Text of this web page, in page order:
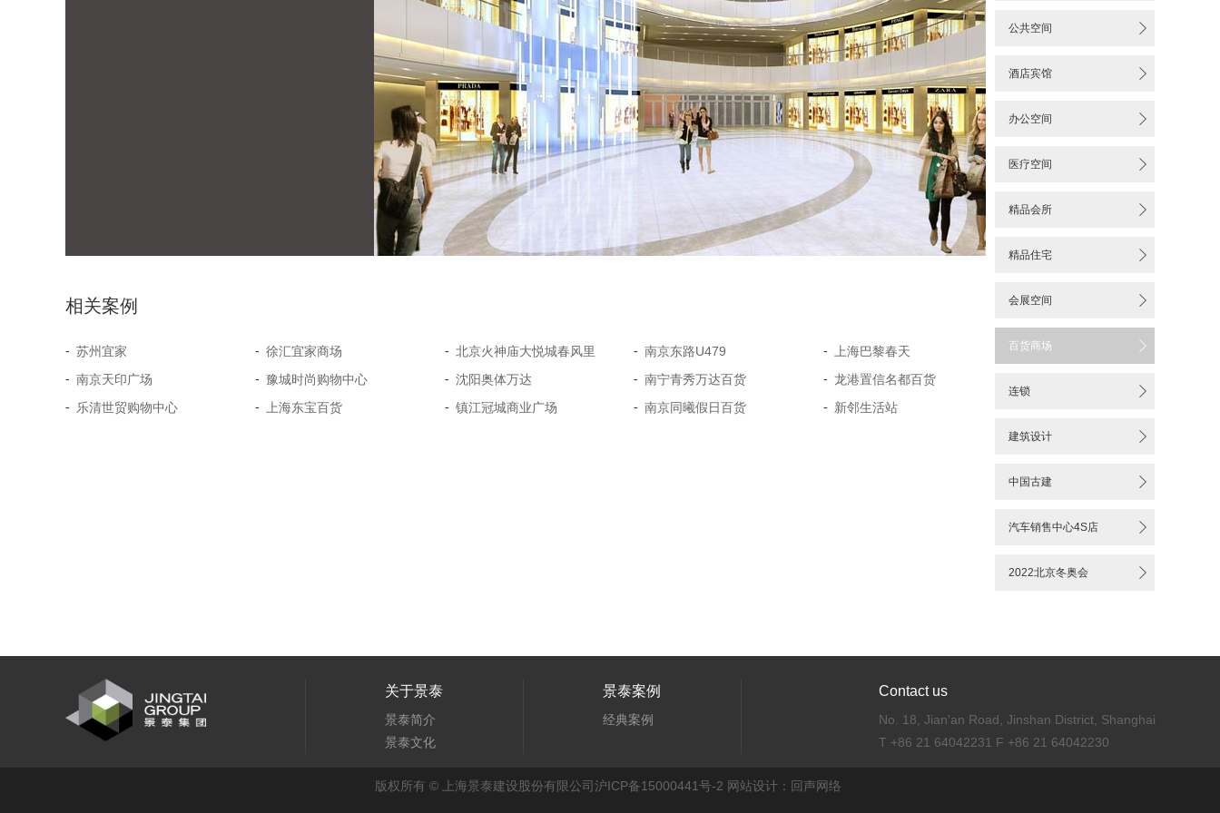
公共空间 
酒店宾馆 
办公空间 
医疗空间 
精品会所 
精品住宅 
会展空间 
百货商场 
连锁 
建筑设计 
中国古建 
汽车销售中心4S店 
2022北京冬奥会 
相关案例
- 苏州宜家 - 徐汇宜家商场 - 北京火神庙大悦城春风里 - 南京东路U479 -
上海巴黎春天
- 南京天印广场 - 豫城时尚购物中心 - 沈阳奥体万达 - 南宁青秀万达百货 - 龙港置信名都百货
-
乐清世贸购物中心 - 上海东宝百货 - 镇江冠城商业广场 - 南京同曦假日百货 - 新邻生活站
关于景泰
景泰简介
景泰文化
景泰案例
经典案例
Contact us
No. 18, Jian'an Road, Jinshan District, Shanghai
T +86 21 64042231 F +86 21 64042230
版权所有 © 上海景泰建设股份有限公司沪ICP备15000441号-2 网站设计：回声网络